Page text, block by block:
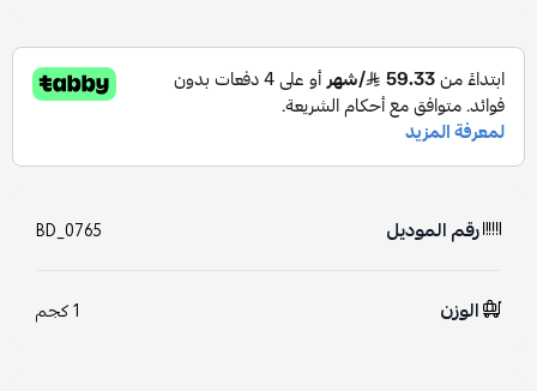
رقم الموديل BD_0765
الوزن 1 كجم